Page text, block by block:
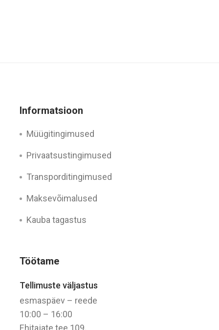
Töötame
Tellimuste väljastus
esmaspäev – reede
10:00 – 16:00
Ehitajate tee 109,
Informatsioon
Müügitingimused
Privaatsustingimused
Transporditingimused
Maksevõimalused
Kauba tagastus